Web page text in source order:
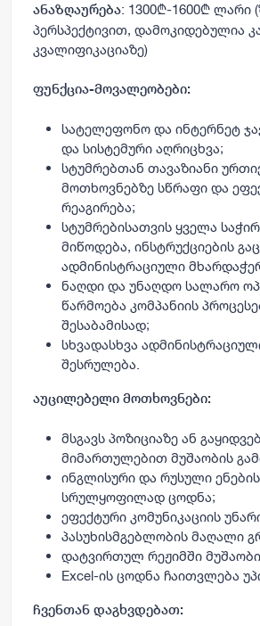
ანაზღაურება: 1300₾-1600₾ ლარი
პერსპექტივით, დამოკიდებულია
კვალიფიკაციაზე)
ფუნქცია-მოვალეობები:
სატელეფონო და ინტერნეტ
და სისტემური აღრიცხვა;
სტუმრებთან თავაზიანი
მოთხოვნებზე სწრაფი და
რეაგირება;
სტუმრებისათვის ყველა
მიწოდება, ინსტრუქციების
ადმინისტრაციული
ნაღდი და უნაღდო სალარო
წარმოება კომპანიის
შესაბამისად;
სხვადასხვა
შესრულება.
აუცილებელი მოთხოვნები:
მსგავს პოზიციაზე ან
მიმართულებით მუშაობის
ინგლისური და რუსული ენების
სრულყოფილად ცოდნა;
ეფექტური კომუნიკაციის
პასუხისმგებლობის მაღალი
დატვირთულ რეჟიმში
Excel-ის ცოდნა ჩაითვლება
ჩვენთან დაგხვდებათ: